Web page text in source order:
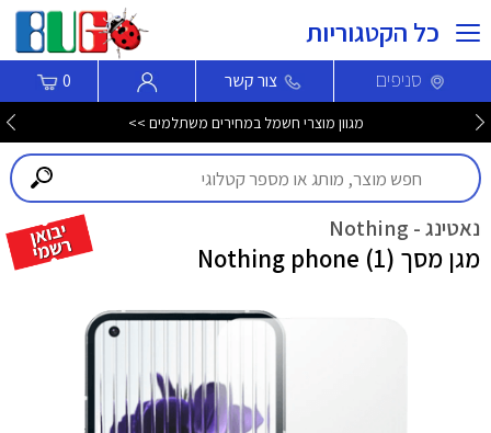
כל הקטגוריות
סניפים צור קשר 0
מגוון מוצרי חשמל במחירים משתלמים >>
נאטינג - Nothing
מגן מסך (1) Nothing phone